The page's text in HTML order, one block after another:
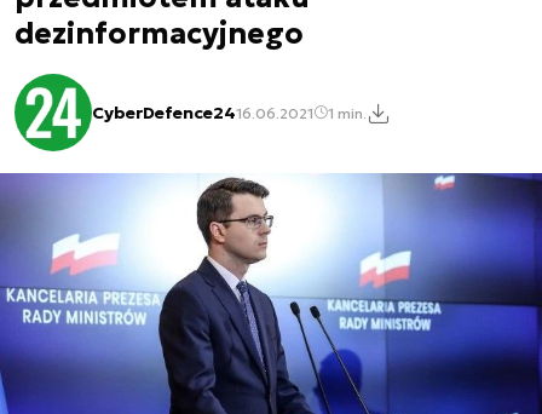
dezinformacyjnego
CyberDefence2416.06.2021 1 min.